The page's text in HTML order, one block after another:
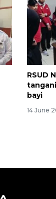
RSUD
bayi
14 June